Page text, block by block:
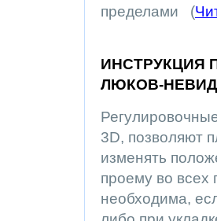
пределами (
ИНСТРУКЦИЯ
ЛЮКОВ-
3D, позволяют
изменять
проему во всех
необходима,